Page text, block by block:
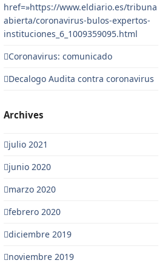
href=»https://www.eldiario.es/tribuna
abierta/coronavirus-bulos-expertos-
instituciones_6_1009359095.html
Coronavirus: comunicado
Decalogo Audita contra coronavirus
Archives
julio 2021
junio 2020
marzo 2020
febrero 2020
diciembre 2019
noviembre 2019